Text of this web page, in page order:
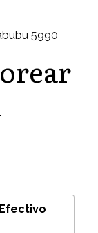
5990
Efectivo